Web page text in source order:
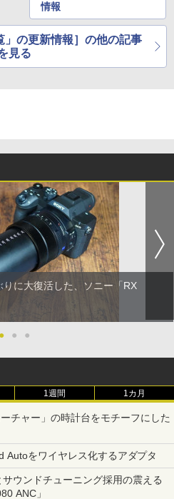
情報
」の更新情報］の他の記事
見る
に大復活した、ソニー「RX
● ● ●
1週間 1カ月
チャー」の時計台をモチーフにした
Autoをワイヤレス化するアダプタ
ウンドチューニング採用の震える
ANC」